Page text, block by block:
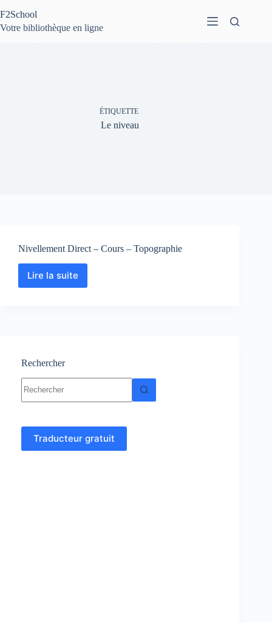
au
contenu
F2School
Votre bibliothèque en ligne
ÉTIQUETTE
Le niveau
Nivellement Direct – Cours – Topographie
Lire la suite
Nivellement
Rechercher
résultat
Traducteur gratuit